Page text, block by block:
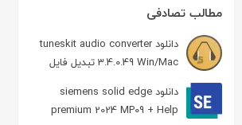
مطالب تصادفی
دانلود tuneskit audio converter
3.4.0.49 Win/Mac تبدیل فایل
صوتی و حذف قفل DRM
دانلود siemens solid edge
premium 2024 MP09 + Help